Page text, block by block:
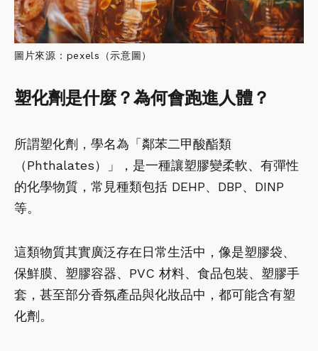
圖片來源：pexels（示意圖）
塑化劑是什麼？為何會跑進人體？
所謂塑化劑，學名為「鄰苯二甲酸酯類
（Phthalates）」，是一種讓塑膠變柔軟、有彈性
的化學物質，常見種類包括 DEHP、DBP、DINP
等。
這類物質其實廣泛存在日常生活中，像是塑膠袋、
保鮮膜、塑膠容器、PVC 材料、食品包裝、塑膠手
套，甚至部分香氛產品與化妝品中，都可能含有塑
化劑。